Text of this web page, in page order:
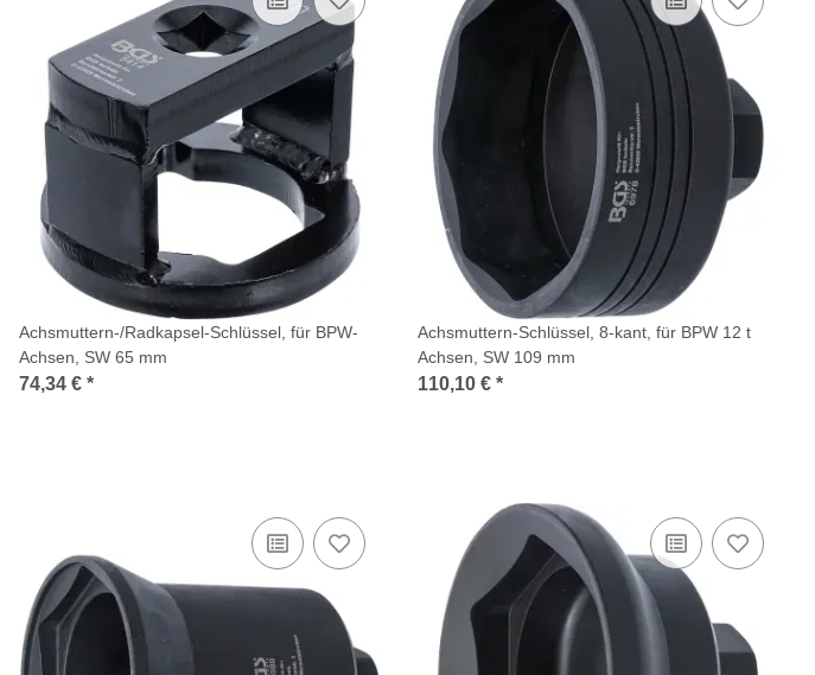
Achsmuttern-/Radkapsel-Schlüssel, für BPW-
Achsen, SW 65 mm
74,34 € *
Achsmuttern-Schlüssel, 8-kant, für BPW 12 t
Achsen, SW 109 mm
110,10 € *